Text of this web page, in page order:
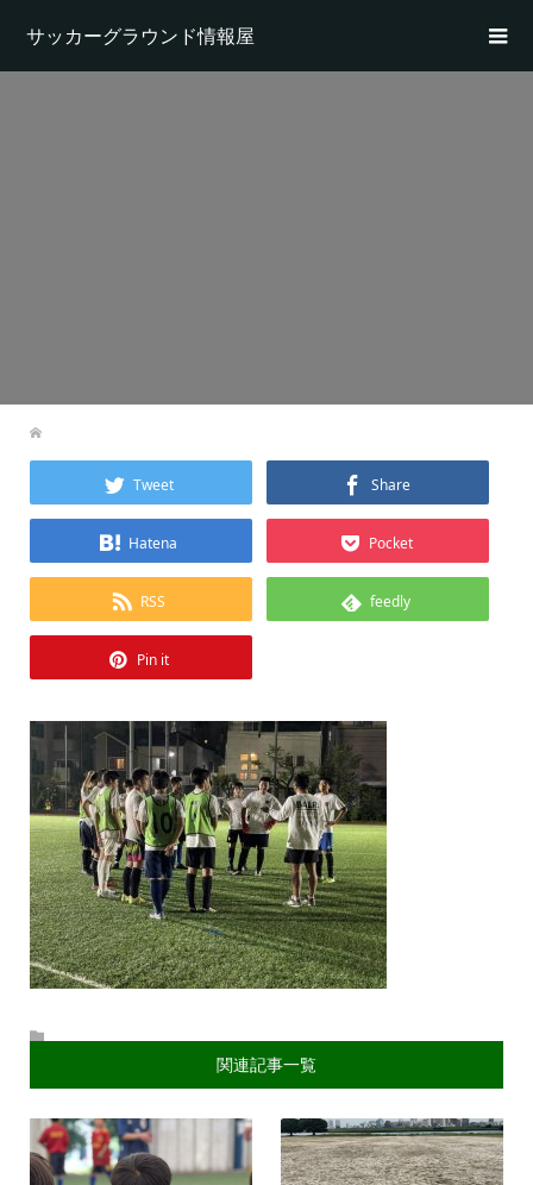
サッカーグラウンド情報屋
Tweet Share
Hatena Pocket
RSS feedly
Pin it
関連記事一覧